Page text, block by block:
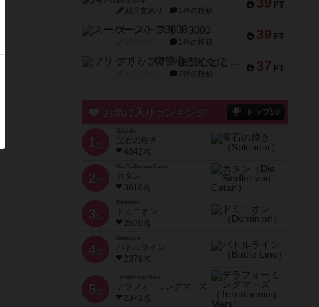
PT
紹介文あり 1件の投稿
39 PT
スーパーストア3000
1件の投稿
37 PT
フリップ７：復讐心とともに
2件の投稿
お気に入りランキング トップ50
1 位
宝石の煌き
4042名
2 位
Die Siedler von Catan
カタン
3618名
3 位
ドミニオン
2530名
4位
Battle Line
バトルライン
2379名
5 位
Terraforming Mars
テラフォーミングマーズ
2372名